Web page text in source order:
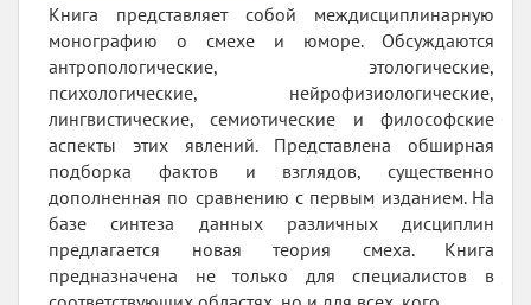
Книга представляет собой междисциплинарную
монографию о смехе и юморе. Обсуждаются
антропологические, этологические,
психологические, нейрофизиологические,
лингвистические, семиотические и философские
аспекты этих явлений. Представлена обширная
подборка фактов и взглядов, существенно
дополненная по сравнению с первым изданием. На
базе синтеза данных различных дисциплин
предлагается новая теория смеха. Книга
предназначена не только для специалистов в